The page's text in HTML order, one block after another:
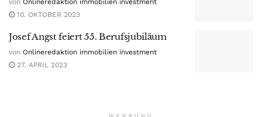
10. OKTOBER 2023
Josef Angst feiert 55. Berufsjubiläum
von Onlineredaktion immobilien investment
27. APRIL 2023